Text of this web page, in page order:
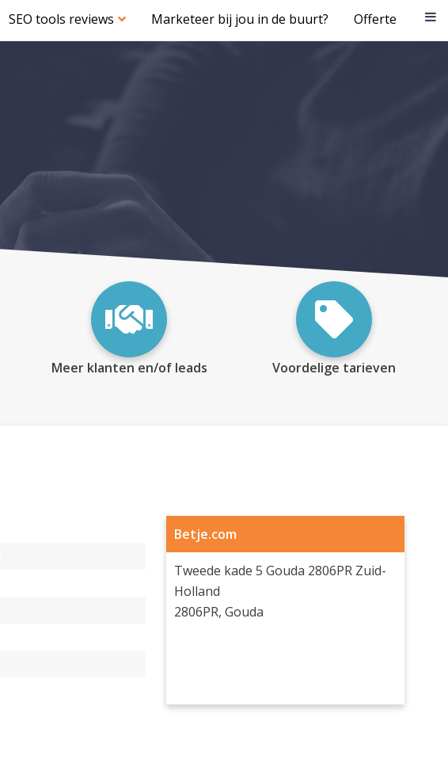
SEO tools reviews Marketeer bij jou in de buurt? Offerte
Meer klanten en/of leads Voordelige tarieven
Betje.com
Tweede kade 5 Gouda 2806PR Zuid-
Holland
2806PR, Gouda